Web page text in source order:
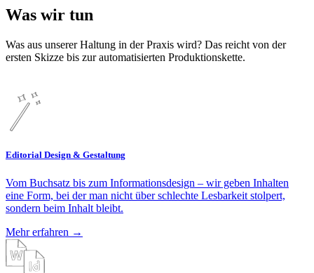
Was wir tun
Was aus unserer Haltung in der Praxis wird? Das reicht von der
ersten Skizze bis zur automatisierten Produktionskette.
Editorial Design & Gestaltung
Vom Buchsatz bis zum Informationsdesign – wir geben Inhalten
eine Form, bei der man nicht über schlechte Lesbarkeit stolpert,
sondern beim Inhalt bleibt.
Mehr erfahren →